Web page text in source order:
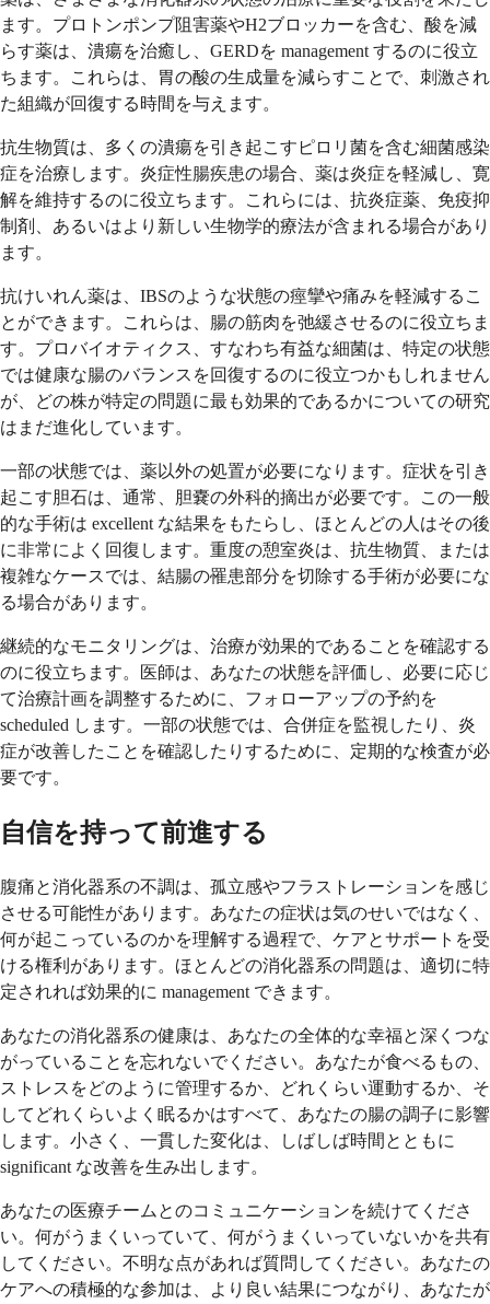
ます。プロトンポンプ阻害薬やH2ブロッカーを含む、酸を減
らす薬は、潰瘍を治癒し、GERDを management するのに役立
ちます。これらは、胃の酸の生成量を減らすことで、刺激され
た組織が回復する時間を与えます。
抗生物質は、多くの潰瘍を引き起こすピロリ菌を含む細菌感染
症を治療します。炎症性腸疾患の場合、薬は炎症を軽減し、寛
解を維持するのに役立ちます。これらには、抗炎症薬、免疫抑
制剤、あるいはより新しい生物学的療法が含まれる場合があり
ます。
抗けいれん薬は、IBSのような状態の痙攣や痛みを軽減するこ
とができます。これらは、腸の筋肉を弛緩させるのに役立ちま
す。プロバイオティクス、すなわち有益な細菌は、特定の状態
では健康な腸のバランスを回復するのに役立つかもしれません
が、どの株が特定の問題に最も効果的であるかについての研究
はまだ進化しています。
一部の状態では、薬以外の処置が必要になります。症状を引き
起こす胆石は、通常、胆嚢の外科的摘出が必要です。この一般
的な手術は excellent な結果をもたらし、ほとんどの人はその後
に非常によく回復します。重度の憩室炎は、抗生物質、または
複雑なケースでは、結腸の罹患部分を切除する手術が必要にな
る場合があります。
継続的なモニタリングは、治療が効果的であることを確認する
のに役立ちます。医師は、あなたの状態を評価し、必要に応じ
て治療計画を調整するために、フォローアップの予約を
scheduled します。一部の状態では、合併症を監視したり、炎
症が改善したことを確認したりするために、定期的な検査が必
要です。
自信を持って前進する
腹痛と消化器系の不調は、孤立感やフラストレーションを感じ
させる可能性があります。あなたの症状は気のせいではなく、
何が起こっているのかを理解する過程で、ケアとサポートを受
ける権利があります。ほとんどの消化器系の問題は、適切に特
定されれば効果的に management できます。
あなたの消化器系の健康は、あなたの全体的な幸福と深くつな
がっていることを忘れないでください。あなたが食べるもの、
ストレスをどのように管理するか、どれくらい運動するか、そ
してどれくらいよく眠るかはすべて、あなたの腸の調子に影響
します。小さく、一貫した変化は、しばしば時間とともに
significant な改善を生み出します。
あなたの医療チームとのコミュニケーションを続けてくださ
い。何がうまくいっていて、何がうまくいっていないかを共有
してください。不明な点があれば質問してください。あなたの
ケアへの積極的な参加は、より良い結果につながり、あなたが